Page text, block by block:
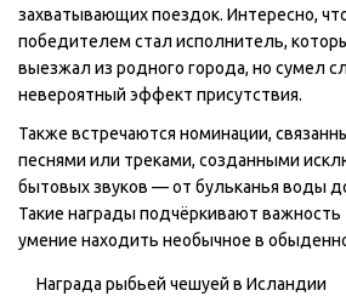
захватывающих поездок. Интересно,
победителем стал исполнитель,
выезжал из родного города, но сумел
невероятный эффект присутствия.
Также встречаются номинации,
песнями или треками, созданными
бытовых звуков — от бульканья воды
Такие награды подчёркивают важность
умение находить необычное в
Награда рыбьей чешуей в Исландии